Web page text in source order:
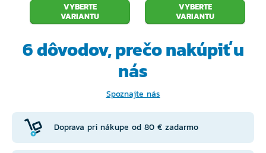
VYBERTE
VARIANTU
VYBERTE
VARIANTU
6 dôvodov, prečonakúpiť u
nás
Spoznajte nás
Doprava pri nákupe od 80 € zadarmo